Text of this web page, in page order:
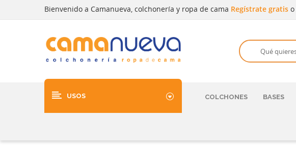
Bienvenido a Camanueva, colchonería y ropa de cama Regístrate gratis o
USOS COLCHONES BASES